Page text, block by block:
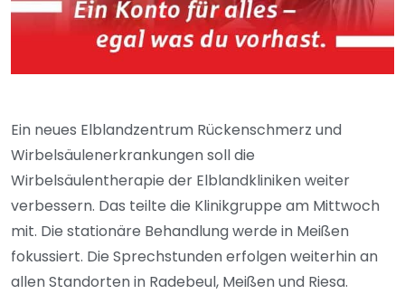
Ein neues Elblandzentrum Rückenschmerz und
Wirbelsäulenerkrankungen soll die
Wirbelsäulentherapie der Elblandkliniken weiter
verbessern. Das teilte die Klinikgruppe am Mittwoch
mit. Die stationäre Behandlung werde in Meißen
fokussiert. Die Sprechstunden erfolgen weiterhin an
allen Standorten in Radebeul, Meißen und Riesa.